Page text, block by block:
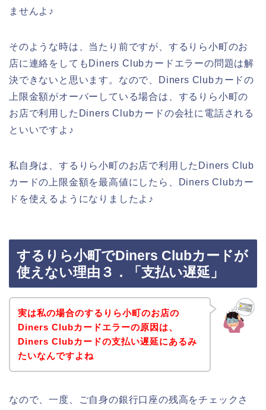
ませんよ♪
そのような時は、当たり前ですが、するりら小町のお
店に連絡をしてもDiners Clubカードエラーの問題は解
決できないと思います。なので、Diners Clubカードの
上限金額がオーバーしている場合は、するりら小町の
お店で利用したDiners Clubカードの会社に電話される
といいですよ♪
私自身は、するりら小町のお店で利用したDiners Club
カードの上限金額を最高値にしたら、Diners Clubカー
ドを使えるようになりましたよ♪
するりら小町でDiners Clubカードが
使えない理由３．「支払い遅延」
実は私の場合のするりら小町のお店の
Diners Clubカードエラーの原因は、
Diners Clubカードの支払い遅延にあるみ
たいなんですよね
なので、一度、ご自身の銀行口座の残高をチェックさ